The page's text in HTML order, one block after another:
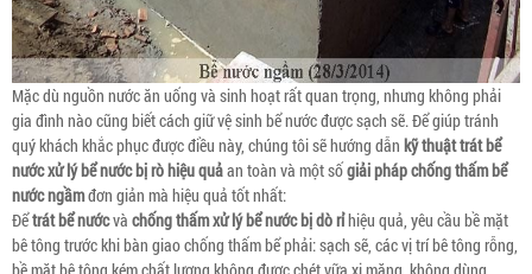
Mặc dù nguồn nước ăn uống và sinh hoạt rất quan trọng, nhưng không phải
gia đình nào cũng biết cách giữ vệ sinh bể nước được sạch sẽ. Để giúp tránh
quý khách khắc phục được điều này, chúng tôi sẽ hướng dẫn kỹ thuật trát bể
nước xử lý bể nước bị rò hiệu quảan toàn và một sốgiải pháp chống thấm bể
nước ngầmđơn giản mà hiệu quả tốt nhất:
Đểtrát bể nướcvà chống thấm xử lý bể nước bị dò rỉhiệu quả, yêu cầu bề mặt
bê tông trước khi bàn giao chống thấm bể phải: sạch sẽ, các vị trí bê tông rỗng,